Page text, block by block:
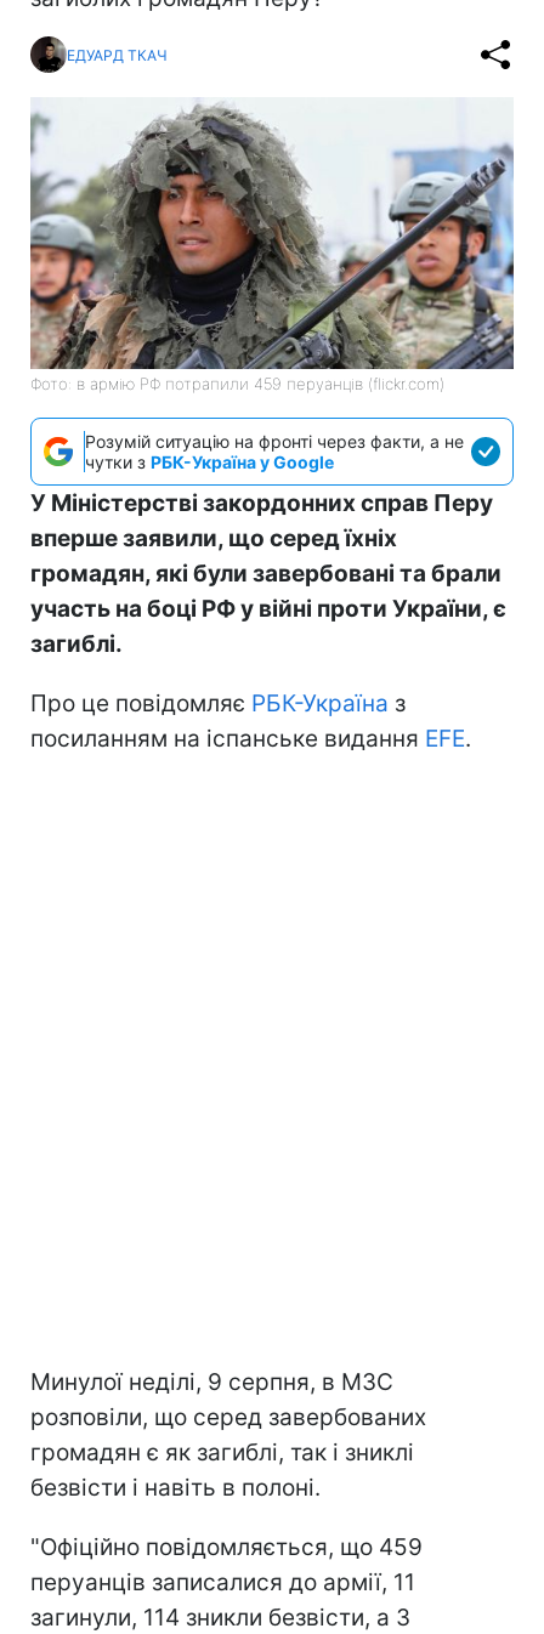
ЕДУАРД ТКАЧ
Фото: в армію РФ потрапили 459 перуанців (flickr.com)
Розумій ситуацію на фронті через факти, а не
чутки з РБК-Україна у Google
У Міністерстві закордонних справ Перу
вперше заявили, що серед їхніх
громадян, які були завербовані та брали
участь на боці РФ у війні проти України, є
загиблі.
Про це повідомляє РБК-Україна з
посиланням на іспанське видання EFE.
Минулої неділі, 9 серпня, в МЗС
розповіли, що серед завербованих
громадян є як загиблі, так і зниклі
безвісти і навіть в полоні.
"Офіційно повідомляється, що 459
перуанців записалися до армії, 11
загинули, 114 зникли безвісти, а 3